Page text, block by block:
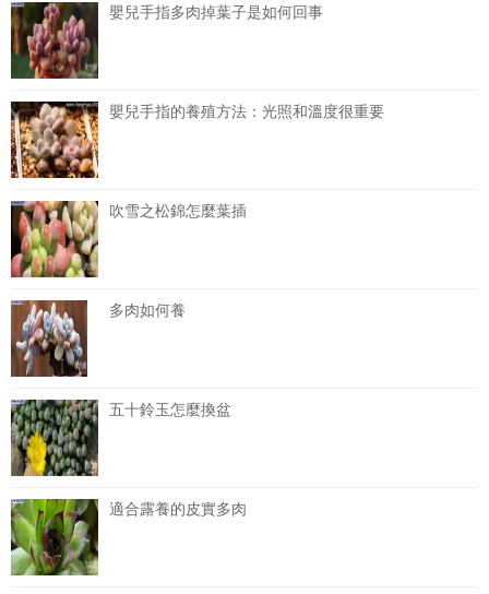
嬰兒手指多肉掉葉子是如何回事
嬰兒手指的養殖方法：光照和溫度很重要
吹雪之松錦怎麼葉插
多肉如何養
五十鈴玉怎麼換盆
適合露養的皮實多肉